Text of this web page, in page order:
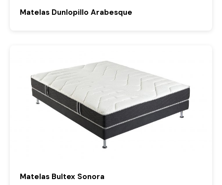
Matelas Dunlopillo Arabesque
Matelas Bultex Sonora